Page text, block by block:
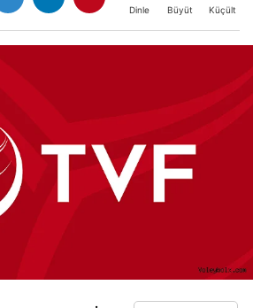
Dinle Büyüt Küçült